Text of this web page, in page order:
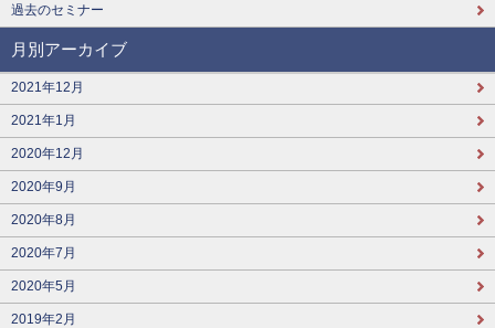
過去のセミナー
月別アーカイブ
2021年12月
2021年1月
2020年12月
2020年9月
2020年8月
2020年7月
2020年5月
2019年2月